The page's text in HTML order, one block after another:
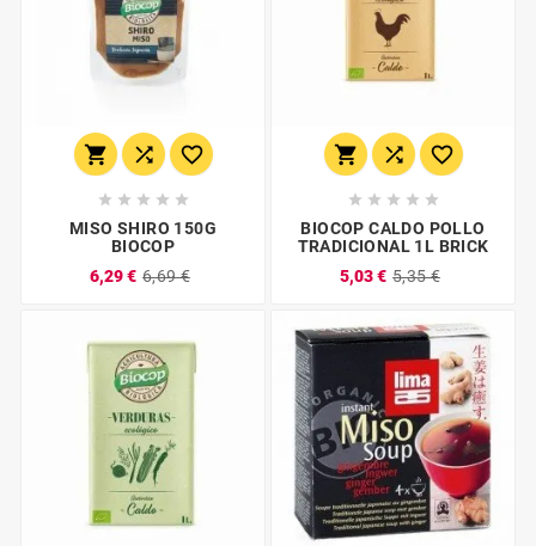
  
    
MISO SHIRO 150G
BIOCOP
6,29 € 6,69 €
  
    
BIOCOP CALDO POLLO
TRADICIONAL 1L BRICK
5,03 € 5,35 €